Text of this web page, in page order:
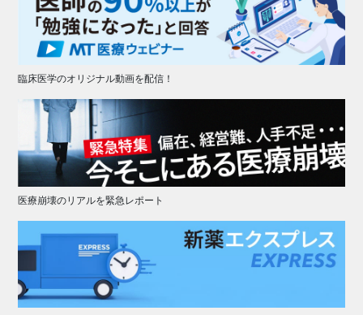
臨床医学のオリジナル動画を配信！
医療崩壊のリアルを緊急レポート